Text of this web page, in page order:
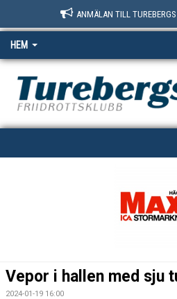
ANMÄLAN TILL
HEM
MEDLEM
Vepor i hallen med sju
2024-01-19 16:00